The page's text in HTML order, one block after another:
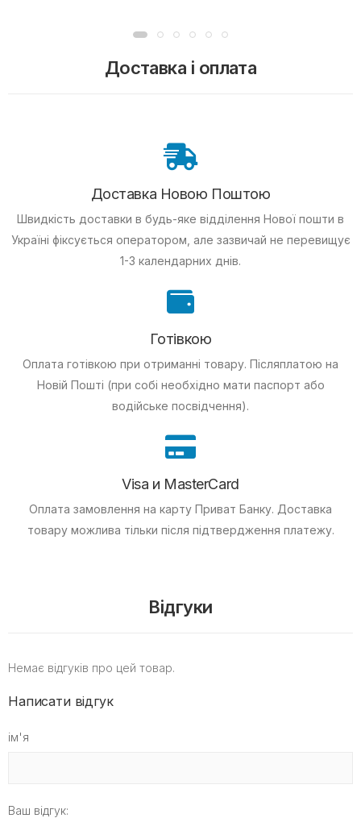
Доставка і оплата
Доставка Новою Поштою
Швидкість доставки в будь-яке відділення Нової пошти в
Україні фіксується оператором, але зазвичай не перевищує
1-3 календарних днів.
Готівкою
Оплата готівкою при отриманні товару. Післяплатою на
Новій Пошті (при собі необхідно мати паспорт або
водійське посвідчення).
Visa и MasterCard
Оплата замовлення на карту Приват Банку. Доставка
товару можлива тільки після підтвердження платежу.
Відгуки
Немає відгуків про цей товар.
Написати відгук
ім'я
Ваш відгук: